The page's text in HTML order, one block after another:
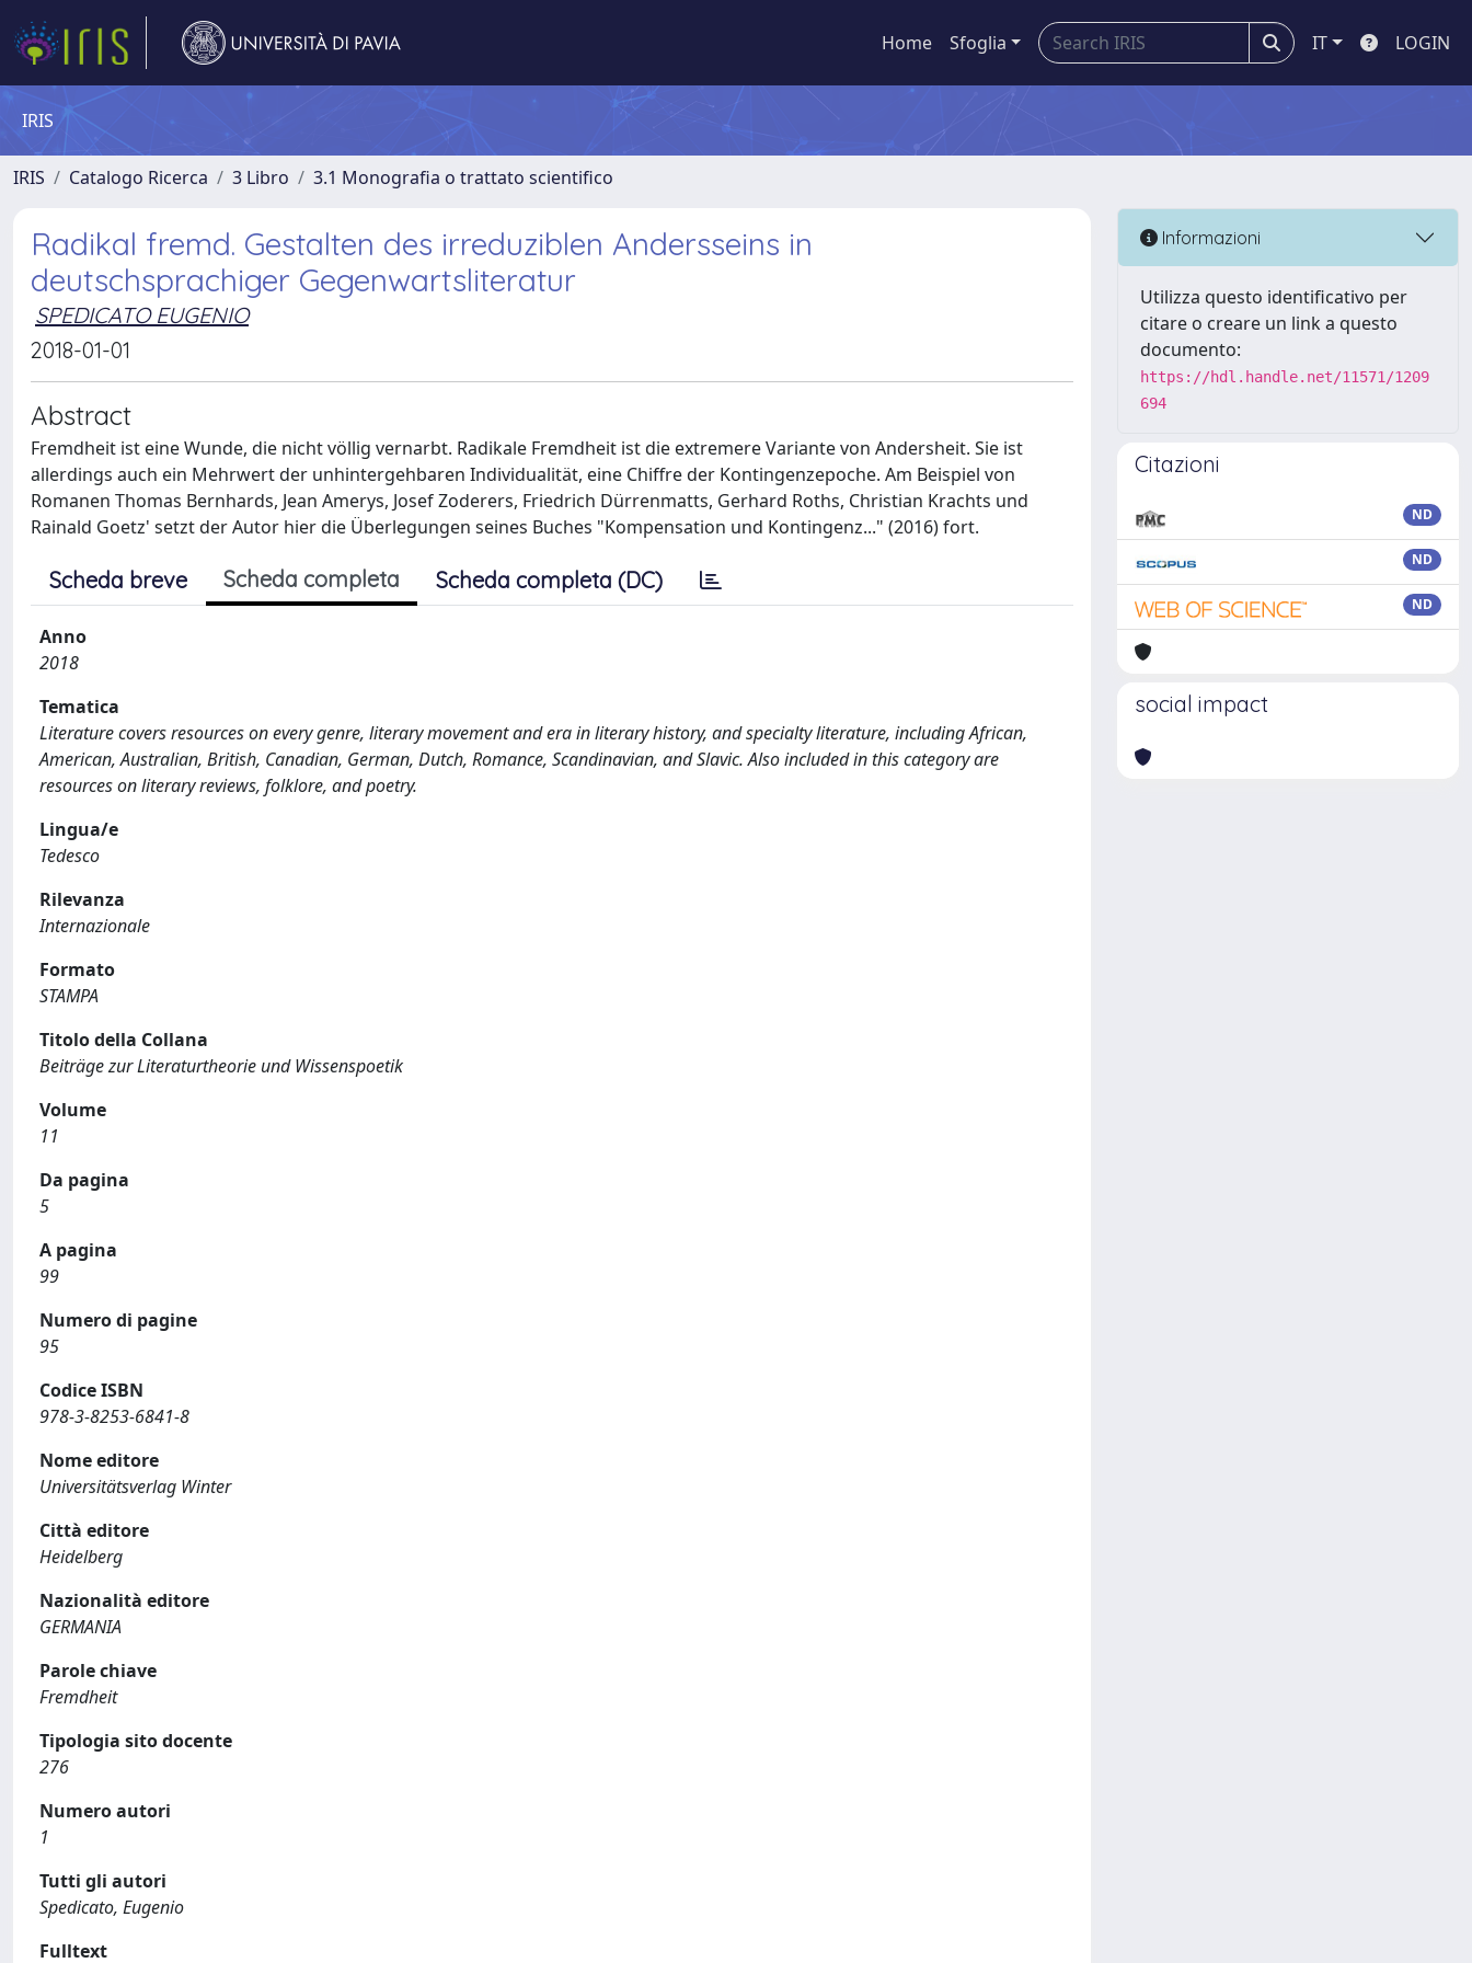
Home Sfoglia IT LOGIN
IRIS
IRIS Catalogo Ricerca 3 Libro 3.1 Monografia o trattato scientifico
Radikal fremd. Gestalten des irreduziblen Andersseins in
deutschsprachiger Gegenwartsliteratur
SPEDICATO EUGENIO
2018-01-01
Abstract
Fremdheit ist eine Wunde, die nicht völlig vernarbt. Radikale Fremdheit ist die extremere Variante von Andersheit. Sie ist
allerdings auch ein Mehrwert der unhintergehbaren Individualität, eine Chiffre der Kontingenzepoche. Am Beispiel von
Romanen Thomas Bernhards, Jean Amerys, Josef Zoderers, Friedrich Dürrenmatts, Gerhard Roths, Christian Krachts und
Rainald Goetz' setzt der Autor hier die Überlegungen seines Buches "Kompensation und Kontingenz..." (2016) fort.
Scheda breve Scheda completa Scheda completa (DC)
Anno
2018
Tematica
Literature covers resources on every genre, literary movement and era in literary history, and specialty literature, including African,
American, Australian, British, Canadian, German, Dutch, Romance, Scandinavian, and Slavic. Also included in this category are
resources on literary reviews, folklore, and poetry.
Lingua/e
Tedesco
Rilevanza
Internazionale
Formato
STAMPA
Titolo della Collana
Beiträge zur Literaturtheorie und Wissenspoetik
Volume
11
Da pagina
5
A pagina
99
Numero di pagine
95
Codice ISBN
978-3-8253-6841-8
Nome editore
Universitätsverlag Winter
Città editore
Heidelberg
Nazionalità editore
GERMANIA
Parole chiave
Fremdheit
Tipologia sito docente
276
Numero autori
1
Tutti gli autori
Spedicato, Eugenio
Fulltext
Informazioni
Utilizza questo identificativo per
citare o creare un link a questo
documento:
https://hdl.handle.net/11571/1209
694
Citazioni
ND
ND
ND
social impact